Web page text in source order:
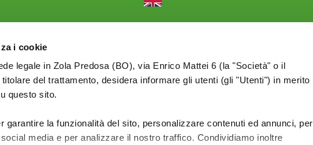
i cookie
legale in Zola Predosa (BO), via Enrico Mattei 6 (la "Società" o il
del trattamento, desidera informare gli utenti (gli "Utenti") in merito
questo sito.
garantire la funzionalità del sito, personalizzare contenuti ed annunci, per
media e per analizzare il nostro traffico. Condividiamo inoltre